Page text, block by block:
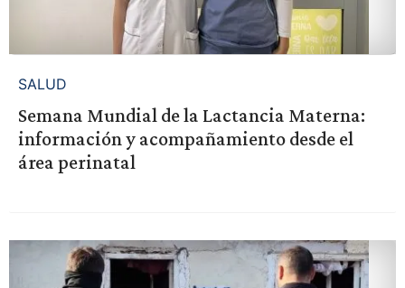
SALUD
Semana Mundial de la Lactancia Materna:
información y acompañamiento desde el
área perinatal